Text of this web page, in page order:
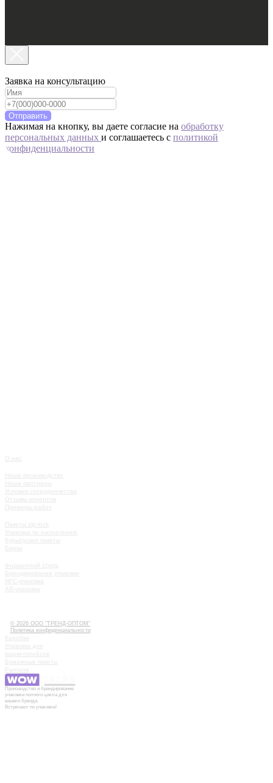
Наше производство
Наши партнёры
Условия сотрудничества
Примеры работ
Пакеты zip-lock
Упаковка по назначению
Курьерские пакеты
Бирки
Фирменный стиль
Брендирование упаковки
NFC-упаковка
AR-упаковка
© 2026 ООО "ТРЕНД-ОПТОМ"
Политика конфиденциальности
Коробки
Упаковка для
маркетплейсов
Бумажные пакеты
Pantone
Производство и брендирование
упаковки полного цикла для
вашего бренда.
Встречают по упаковке!
Заявка на консультацию
Отправить
Нажимая на кнопку, вы даете согласие на обработку
персональных данных и соглашаетесь c политикой
конфиденциальности